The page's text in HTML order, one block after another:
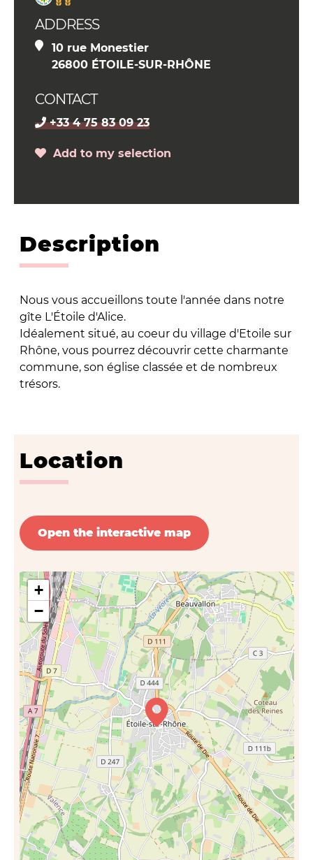
ADDRESS
10 rue Monestier
26800 ÉTOILE-SUR-RHÔNE
CONTACT
+33 4 75 83 09 23
Add to my selection
Description
Nous vous accueillons toute l'année dans notre
gîte L'Étoile d'Alice.
Idéalement situé, au coeur du village d'Etoile sur
Rhône, vous pourrez découvrir cette charmante
commune, son église classée et de nombreux
trésors.
Location
Open the interactive map
+
−